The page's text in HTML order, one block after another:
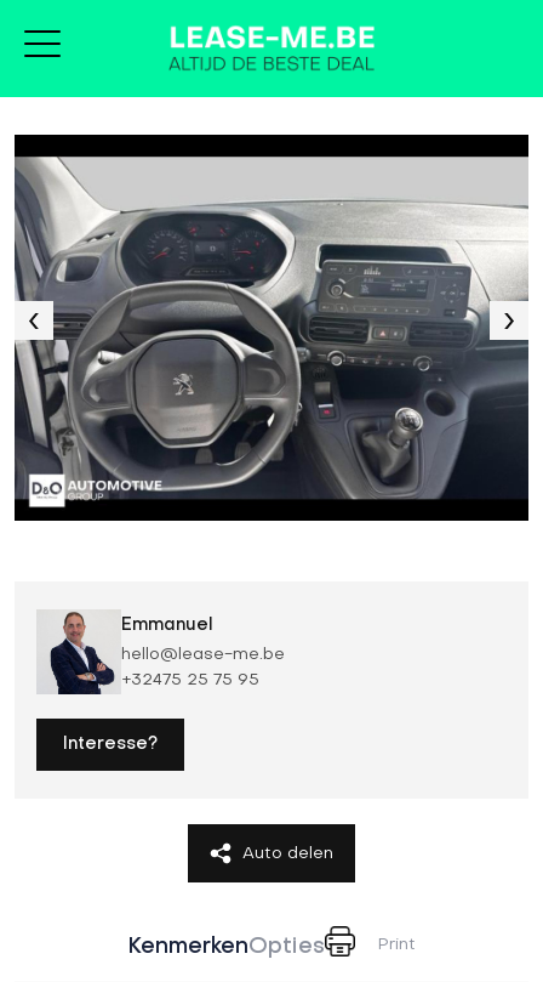
Emmanuel
hello@lease-me.be
+32475 25 75 95
Interesse?
Auto delen
KenmerkenOpties Print